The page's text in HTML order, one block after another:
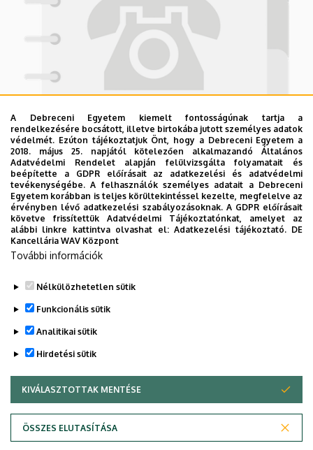
Dolgozói adatmódosítás igénylése a DE
telefonkönyvében
Adatvédelem
A Debreceni Egyetem kiemelt fontosságúnak tartja a
rendelkezésére bocsátott, illetve birtokába jutott személyes adatok
védelmét. Ezúton tájékoztatjuk Önt, hogy a Debreceni Egyetem a
2018. május 25. napjától kötelezően alkalmazandó Általános
Adatvédelmi Rendelet alapján felülvizsgálta folyamatait és
beépítette a GDPR előírásait az adatkezelési és adatvédelmi
tevékenységébe. A felhasználók személyes adatait a Debreceni
Egyetem korábban is teljes körültekintéssel kezelte, megfelelve az
érvényben lévő adatkezelési szabályozásoknak. A GDPR előírásait
követve frissítettük Adatvédelmi Tájékoztatónkat, amelyet az
alábbi linkre kattintva olvashat el:Adatkezelési tájékoztató. DE
Kancellária WAV Központ
További információk
Nélkülözhetetlen sütik
Funkcionális sütik
Analitikai sütik
Hirdetési sütik
KIVÁLASZTOTTAK MENTÉSE
ÖSSZES ELUTASÍTÁSA
WITHDRAW CONSENT